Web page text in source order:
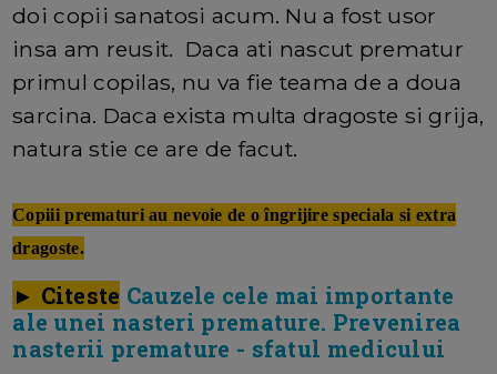
doi copii sanatosi acum. Nu a fost usor
insa am reusit. Daca ati nascut prematur
primul copilas, nu va fie teama de a doua
sarcina. Daca exista multa dragoste si grija,
natura stie ce are de facut.
Copiii prematuri au nevoie de o îngrijire speciala si extra
dragoste.
► Citeste Cauzele cele mai importante
ale unei nasteri premature. Prevenirea
nasterii premature - sfatul medicului